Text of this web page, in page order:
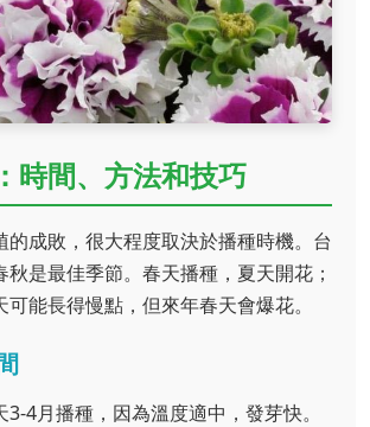
時間、方法和技巧
的成敗，很大程度取決於播種時機。台
是最佳季節。春天播種，夏天開花；
能長得慢點，但來年春天會爆花。
4月播種，因為溫度適中，發芽快。